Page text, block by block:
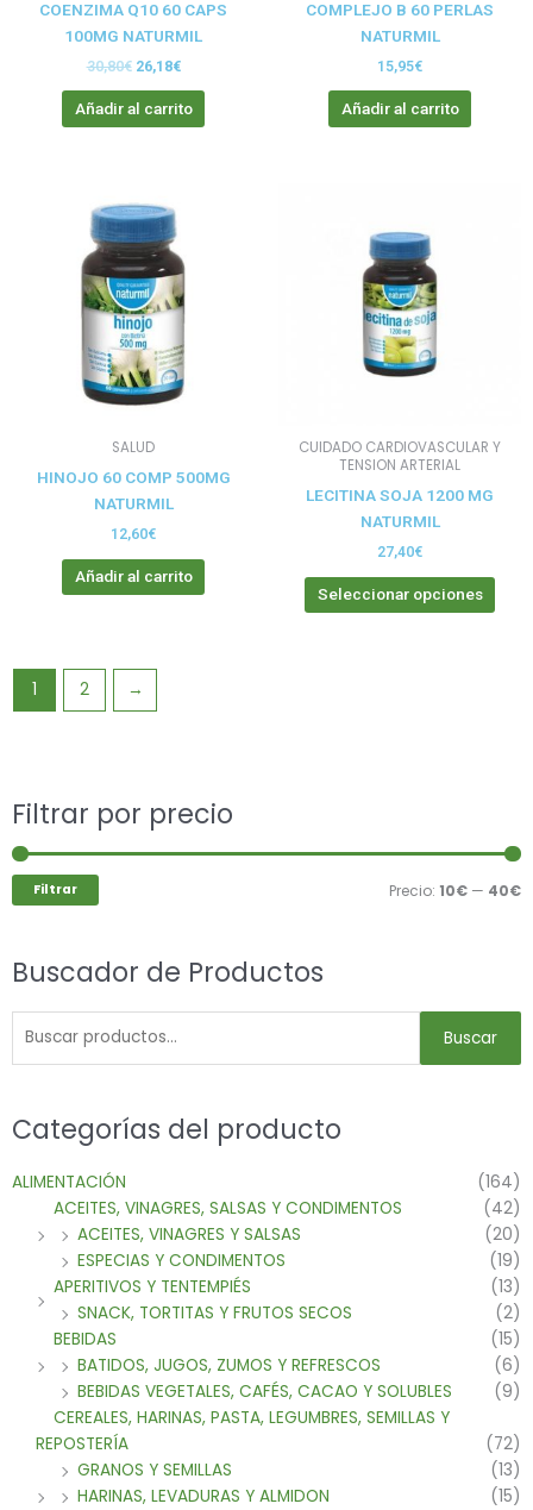
COENZIMA Q10 60 CAPS
100MG NATURMIL
30,80€ 26,18€
Añadir al carrito
COMPLEJO B 60 PERLAS
NATURMIL
15,95€
Añadir al carrito
SALUD
HINOJO 60 COMP 500MG
NATURMIL
12,60€
Añadir al carrito
CUIDADO CARDIOVASCULAR Y
TENSION ARTERIAL
LECITINA SOJA 1200 MG
NATURMIL
27,40€
Seleccionar opciones
en
1 2 →
Filtrar por precio
Filtrar Precio: 10€ — 40€
Buscador de Productos
Buscar
Buscar
Categorías del producto
ALIMENTACIÓN
(164)
ACEITES, VINAGRES, SALSAS Y CONDIMENTOS
(42)
ACEITES, VINAGRES Y SALSAS
(20)
ESPECIAS Y CONDIMENTOS
(19)
APERITIVOS Y TENTEMPIÉS
(13)
SNACK, TORTITAS Y FRUTOS SECOS
(2)
BEBIDAS
(15)
BATIDOS, JUGOS, ZUMOS Y REFRESCOS
(6)
BEBIDAS VEGETALES, CAFÉS, CACAO Y SOLUBLES
(9)
CEREALES, HARINAS, PASTA, LEGUMBRES, SEMILLAS Y
REPOSTERÍA
(72)
GRANOS Y SEMILLAS
(13)
HARINAS, LEVADURAS Y ALMIDON
(15)